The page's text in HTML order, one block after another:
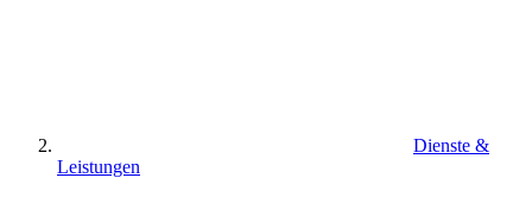
Dienste &
Leistungen